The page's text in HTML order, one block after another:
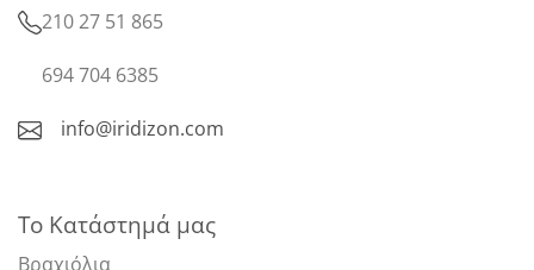
210 27 51 865
694 704 6385
info@iridizon.com
Το Κατάστημά μας
Βραχιόλια